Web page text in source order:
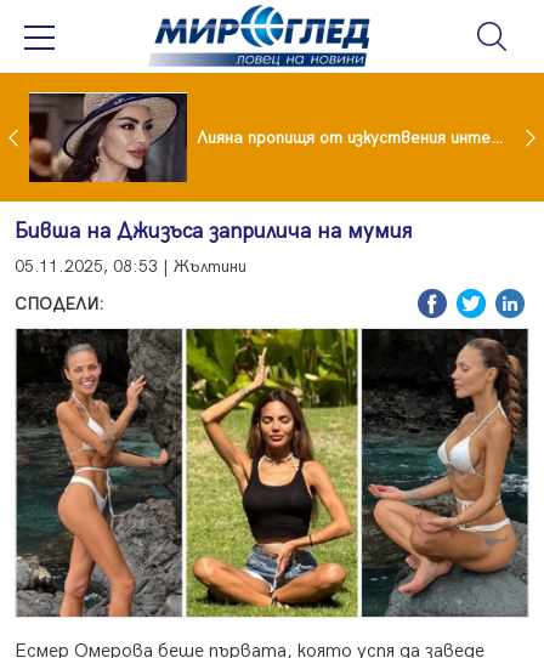
Популярен риалити герой заряза жена си заради друга Лияна пропищя от изкуствения интелект
Бивша на Джизъса заприлича на мумия
05.11.2025, 08:53 | Жълтини
СПОДЕЛИ:
Есмер Омерова беше първата, която успя да заведе